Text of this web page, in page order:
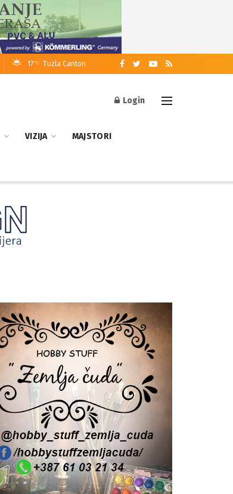
17 °C Tuzla Canton
Login
VIZIJA MAJSTORI